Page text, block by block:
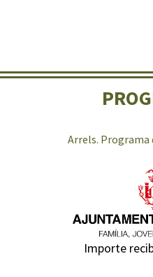
Arrels. Programa
Importe